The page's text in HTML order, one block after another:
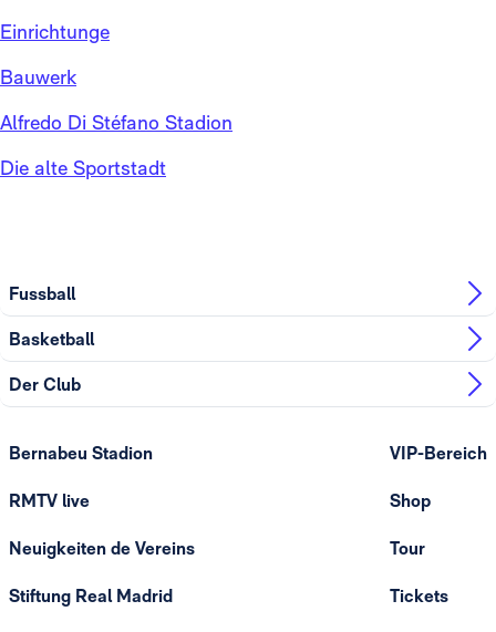
Einrichtunge
Bauwerk
Alfredo Di Stéfano Stadion
Die alte Sportstadt
Fussball
Basketball
Der Club
Bernabeu Stadion
RMTV live
Neuigkeiten de Vereins
Stiftung Real Madrid
VIP-Bereich
Shop
Tour
Tickets